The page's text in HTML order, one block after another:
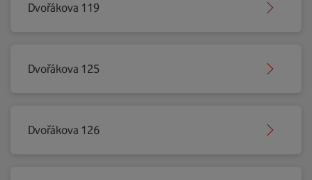
Dvořákova 119
Dvořákova 125
Dvořákova 126